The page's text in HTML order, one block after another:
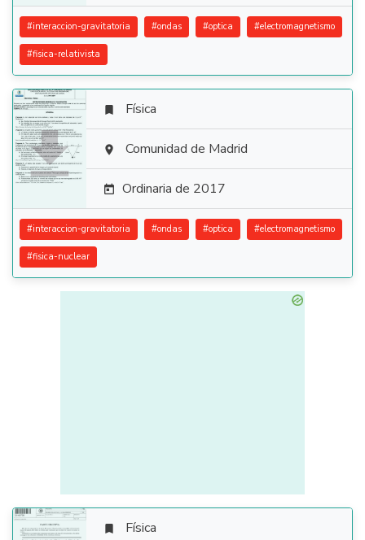
#interaccion-gravitatoria #ondas #optica #electromagnetismo
#fisica-relativista

 Física
 Comunidad de Madrid
 Ordinaria de 2017
#interaccion-gravitatoria #ondas #optica #electromagnetismo
#fisica-nuclear
 Física